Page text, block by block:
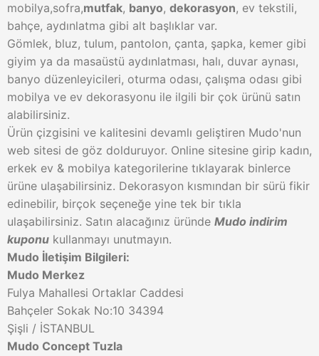
mobilya,sofra,mutfak, banyo, dekorasyon, ev tekstili,
bahçe, aydınlatma gibi alt başlıklar var.
Gömlek, bluz, tulum, pantolon, çanta, şapka, kemer gibi
giyim ya da masaüstü aydınlatması, halı, duvar aynası,
banyo düzenleyicileri, oturma odası, çalışma odası gibi
mobilya ve ev dekorasyonu ile ilgili bir çok ürünü satın
alabilirsiniz.
Ürün çizgisini ve kalitesini devamlı geliştiren Mudo'nun
web sitesi de göz dolduruyor. Online sitesine girip kadın,
erkek ev & mobilya kategorilerine tıklayarak binlerce
ürüne ulaşabilirsiniz. Dekorasyon kısmından bir sürü fikir
edinebilir, birçok seçeneğe yine tek bir tıkla
ulaşabilirsiniz. Satın alacağınız üründe Mudo indirim
kuponu kullanmayı unutmayın.
Mudo İletişim Bilgileri:
Mudo Merkez
Fulya Mahallesi Ortaklar Caddesi
Bahçeler Sokak No:10 34394
Şişli / İSTANBUL
Mudo Concept Tuzla